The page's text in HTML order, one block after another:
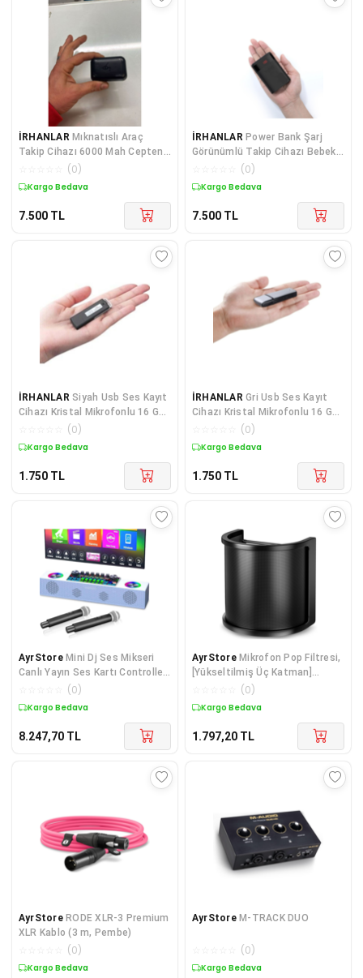
İRHANLAR Mıknatıslı Araç
Takip Cihazı 6000 Mah Cepten
Anlık İzle Gerçek Konum Motor
(0)
Kargo Bedava
7.500 TL
İRHANLAR Power Bank Şarj
Görünümlü Takip Cihazı Bebek
Hasta Bakıcı Ses Dinle ve Araç
(0)
Kargo Bedava
7.500 TL
İRHANLAR Siyah Usb Ses Kayıt
Cihazı Kristal Mikrofonlu 16 Gb
Usb Görünümlü Ev Işyeri
(0)
Kargo Bedava
1.750 TL
İRHANLAR Gri Usb Ses Kayıt
Cihazı Kristal Mikrofonlu 16 Gb
Usb Görünümlü Ev Işyeri
(0)
Kargo Bedava
1.750 TL
AyrStore Mini Dj Ses Mikseri
Canlı Yayın Ses Kartı Controller
Dj Setup Başlangıç Karaoke
(0)
Kargo Bedava
8.247,70 TL
AyrStore Mikrofon Pop Filtresi,
[Yükseltilmiş Üç Katman]
Mikrofon Pop Filtresi, Mikrofon
(0)
Kargo Bedava
1.797,20 TL
AyrStore RODE XLR-3 Premium
XLR Kablo (3 m, Pembe)
(0)
Kargo Bedava
AyrStore M-TRACK DUO
(0)
Kargo Bedava